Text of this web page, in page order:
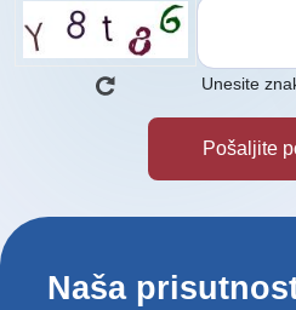
Unesite
Naša